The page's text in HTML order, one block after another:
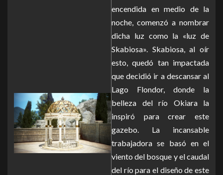
encendida en medio de la
noche, comenzó a nombrar
dicha luz como la «luz de
Skabiosa». Skabiosa, al oír
esto, quedó tan impactada
que decidió ir a descansar al
Lago Flondor, donde la
belleza del río Okiara la
inspiró para crear este
gazebo. La incansable
trabajadora se basó en el
viento del bosque y el caudal
del río para el diseño de este